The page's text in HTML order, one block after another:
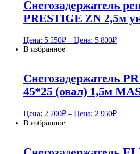
Снегозадержатель
PRESTIGE ZN 2,5м
Цена: 5 350₽ – Цена: 5 800₽
В избранное
Снегозадержатель
45*25 (овал) 1,5м
Цена: 2 700₽ – Цена: 2 950₽
В избранное